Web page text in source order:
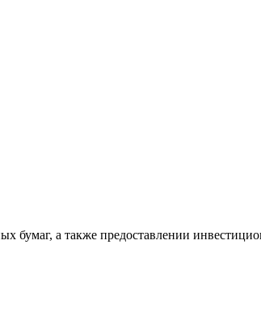
бумаг, а также предоставлении